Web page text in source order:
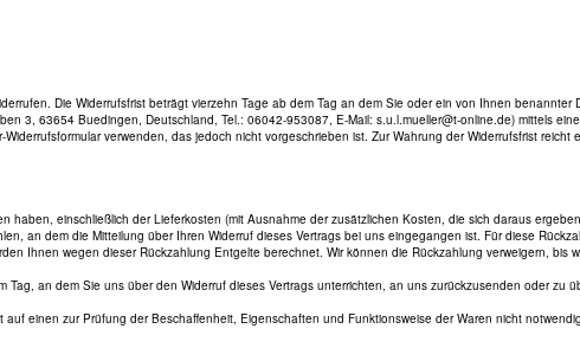
Die Widerrufsfrist beträgt vierzehn Tage ab dem Tag an dem Sie oder ein von Ihnen
3, 63654 Buedingen, Deutschland, Tel.: 06042-953087, E-Mail: s.u.l.mueller@t-online.de) mittels
verwenden, das jedoch nicht vorgeschrieben ist. Zur Wahrung der Widerrufsfrist
haben, einschließlich der Lieferkosten (mit Ausnahme der zusätzlichen Kosten, die sich daraus
an dem die Mitteilung über Ihren Widerruf dieses Vertrags bei uns eingegangen ist. Für diese
Ihnen wegen dieser Rückzahlung Entgelte berechnet. Wir können die Rückzahlung verweigern,
an dem Sie uns über den Widerruf dieses Vertrags unterrichten, an uns zurückzusenden oder zu
einen zur Prüfung der Beschaffenheit, Eigenschaften und Funktionsweise der Waren nicht